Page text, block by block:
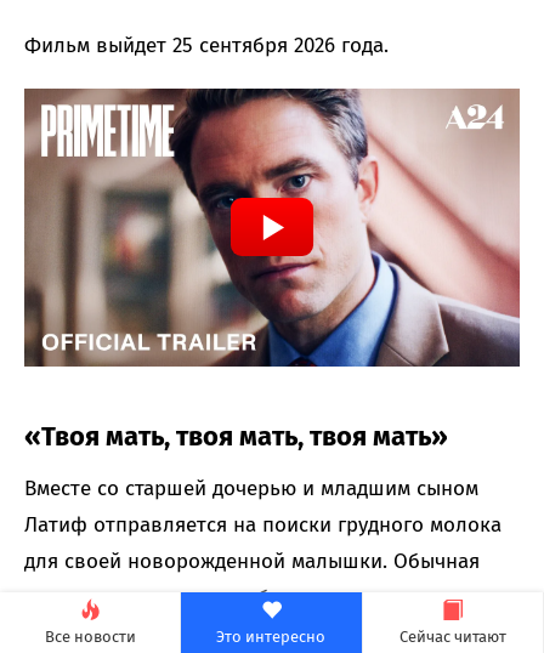
Все новости Это интересно Сейчас читают
Фильм выйдет 25 сентября 2026 года.
«Твоя мать, твоя мать, твоя мать»
Вместе со старшей дочерью и младшим сыном
Латиф отправляется на поиски грудного молока
для своей новорожденной малышки. Обычная
поездка, однако, очень быстро и неожиданно
превращается в заказное убийство. Оказавшись